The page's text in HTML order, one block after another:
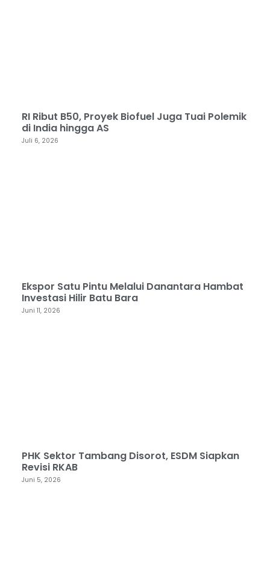
RI Ribut B50, Proyek Biofuel Juga Tuai Polemik
di India hingga AS
Juli 6, 2026
Ekspor Satu Pintu Melalui Danantara Hambat
Investasi Hilir Batu Bara
Juni 11, 2026
PHK Sektor Tambang Disorot, ESDM Siapkan
Revisi RKAB
Juni 5, 2026